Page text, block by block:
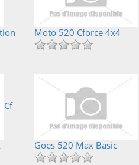
Moto 520 Cforce 4x4
Cf
Goes 520 Max Basic